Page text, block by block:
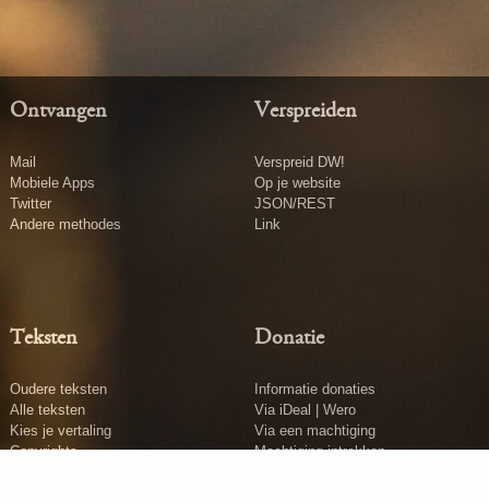
Ontvangen
Mail
Mobiele Apps
Twitter
Andere methodes
Verspreiden
Verspreid DW!
Op je website
JSON/REST
Link
Teksten
Oudere teksten
Alle teksten
Kies je vertaling
Copyrights
Donatie
Informatie donaties
Via iDeal | Wero
Via een machtiging
Machtiging intrekken